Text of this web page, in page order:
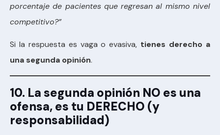
porcentaje de pacientes que regresan al mismo nivel
competitivo?”
Si la respuesta es vaga o evasiva, tienes derecho a
una segunda opinión.
10. La segunda opinión NO es una
ofensa, es tu DERECHO (y
responsabilidad)